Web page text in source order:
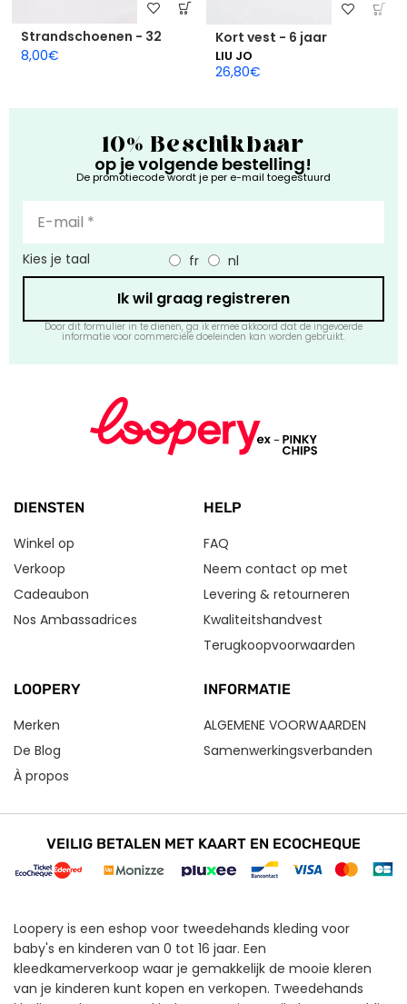
Strandschoenen - 32
8,00€
Kort vest - 6 jaar
LIU JO
26,80€
10% Beschikbaar
op je volgende bestelling!
De promotiecode wordt je per e-mail toegestuurd
Kies je taal fr nl
Ik wil graag registreren
Door dit formulier in te dienen, ga ik ermee akkoord dat de ingevoerde
informatie voor commerciële doeleinden kan worden gebruikt.
DIENSTEN
Winkel op
Verkoop
Cadeaubon
Nos Ambassadrices
HELP
FAQ
Neem contact op met
Levering & retourneren
Kwaliteitshandvest
Terugkoopvoorwaarden
LOOPERY
Merken
De Blog
À propos
INFORMATIE
ALGEMENE VOORWAARDEN
Samenwerkingsverbanden
VEILIG BETALEN MET KAART EN ECOCHEQUE
Loopery is een eshop voor tweedehands kleding voor
baby's en kinderen van 0 tot 16 jaar. Een
kleedkamerverkoop waar je gemakkelijk de mooie kleren
van je kinderen kunt kopen en verkopen. Tweedehands